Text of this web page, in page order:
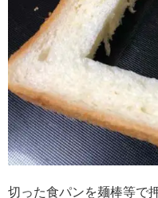
切った食パンを麺棒等で